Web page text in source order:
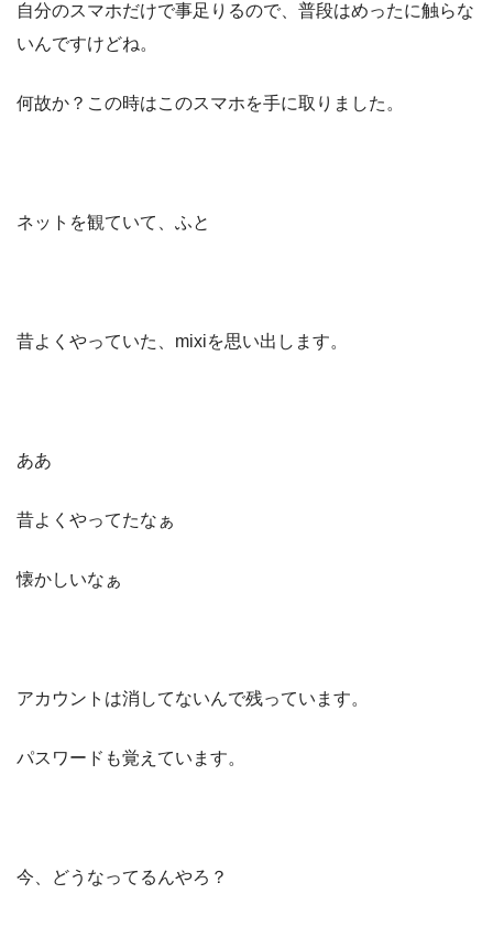
自分のスマホだけで事足りるので、普段はめったに触らな
いんですけどね。
何故か？この時はこのスマホを手に取りました。
ネットを観ていて、ふと
昔よくやっていた、mixiを思い出します。
ああ
昔よくやってたなぁ
懐かしいなぁ
アカウントは消してないんで残っています。
パスワードも覚えています。
今、どうなってるんやろ？